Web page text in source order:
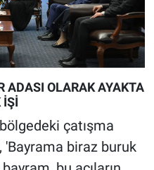
ADASI OLARAK AYAKTA
İŞİ
çatışma
'Bayrama biraz buruk